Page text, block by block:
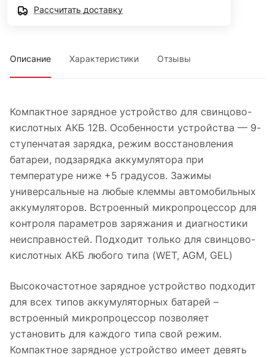
Рассчитать доставку
Описание Характеристики Отзывы
Компактное зарядное устройство для свинцово-
кислотных АКБ 12В. Особенности устройства — 9-
ступенчатая зарядка, режим восстановления
батареи, подзарядка аккумулятора при
температуре ниже +5 градусов. Зажимы
универсальные на любые клеммы автомобильных
аккумуляторов. Встроенный микропроцессор для
контроля параметров заряжания и диагностики
неисправностей. Подходит только для свинцово-
кислотных АКБ любого типа (WET, AGM, GEL)
Высокочастотное зарядное устройство подходит
для всех типов аккумуляторных батарей –
встроенный микропроцессор позволяет
установить для каждого типа свой режим.
Компактное зарядное устройство имеет девять